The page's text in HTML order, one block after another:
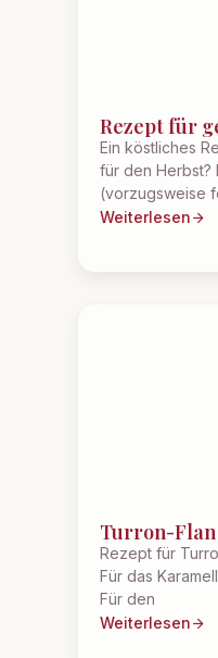
Rezept für
Ein köstliches
für den Herbst?
(vorzugsweise
Weiterlesen
Turron-Flan
Rezept für
Für das
Für den
Weiterlesen